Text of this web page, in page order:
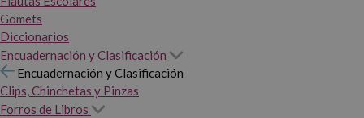
Gomets
Diccionarios
Encuadernación y Clasificación
Encuadernación y Clasificación
Clips, Chinchetas y Pinzas
Forros de Libros